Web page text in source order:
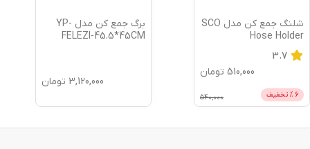
شلنگ جمع کن مدل SCO
Hose Holder
3.7
510,000 تومان
6 % تخفیف 540,000
برگ جمع کن مدل YP-
FELEZI-45.5*45CM
3,120,000 تومان